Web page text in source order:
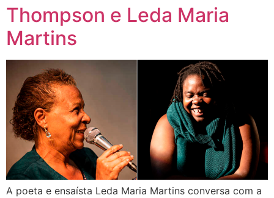
Thompson e Leda Maria
Martins
A poeta e ensaísta Leda Maria Martins conversa com a